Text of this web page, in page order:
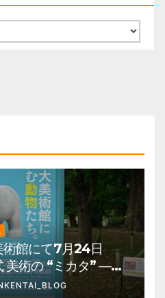
術館にて7月24日
美術の “ミカタ” ―こ
―』を開催。 上野公